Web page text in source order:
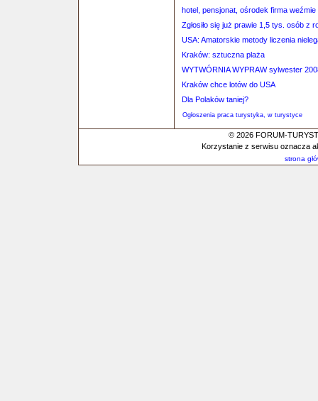
hotel, pensjonat, ośrodek firma
Zgłosiło się już prawie 1,5 tys. osób z
USA: Amatorskie metody liczenia
Kraków: sztuczna plaża
WYTWÓRNIA WYPRAW sylwester
Kraków chce lotów do USA
Dla Polaków taniej?
Ogłoszenia praca turystyka, w turystyce
© 2026 FORUM-
Korzystanie z serwisu oznacza
strona